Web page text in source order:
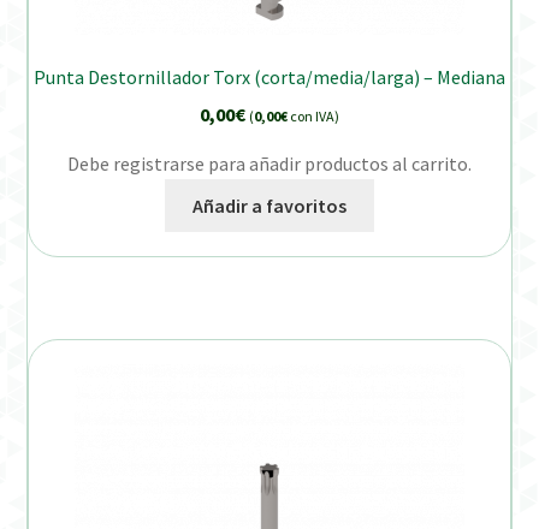
Punta Destornillador Torx (corta/media/larga) – Mediana
0,00€ (0,00€ con IVA)
Debe registrarse para añadir productos al carrito.
Añadir a favoritos